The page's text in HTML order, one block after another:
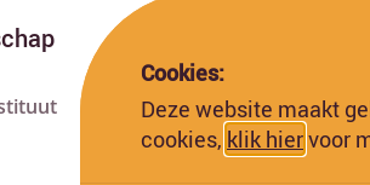
Deze website is
de Europese
Commissie kan niet
Cookies:
Deze website maakt
cookies, klik hiervoor